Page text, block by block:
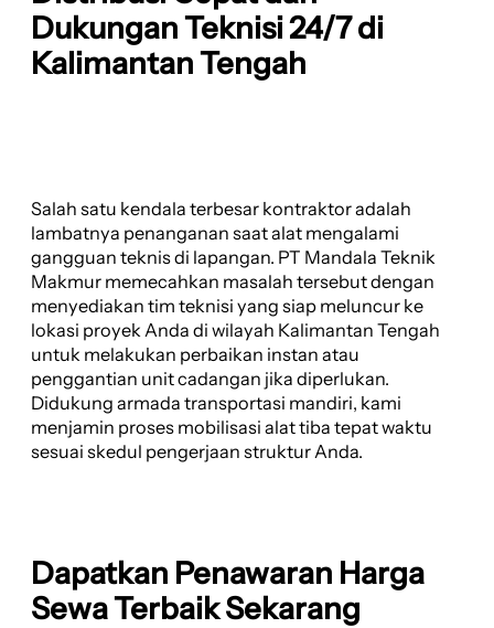
Dukungan Teknisi 24/7 di
Kalimantan Tengah
Salah satu kendala terbesar kontraktor adalah
lambatnya penanganan saat alat mengalami
gangguan teknis di lapangan. PT Mandala Teknik
Makmur memecahkan masalah tersebut dengan
menyediakan tim teknisi yang siap meluncur ke
lokasi proyek Anda di wilayah Kalimantan Tengah
untuk melakukan perbaikan instan atau
penggantian unit cadangan jika diperlukan.
Didukung armada transportasi mandiri, kami
menjamin proses mobilisasi alat tiba tepat waktu
sesuai skedul pengerjaan struktur Anda.
Dapatkan Penawaran Harga
Sewa Terbaik Sekarang